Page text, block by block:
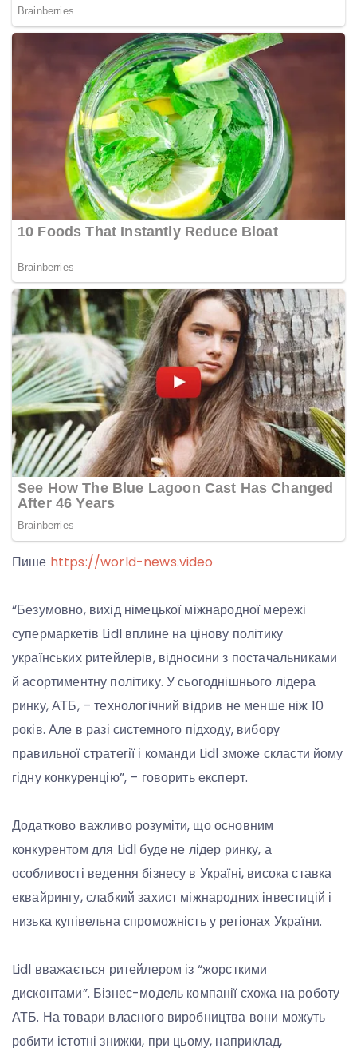
Пише https://world-news.video
“Безумовно, вихід німецької міжнародної мережі
супермаркетів Lidl вплине на цінову політику
українських ритейлерів, відносини з постачальниками
й асортиментну політику. У сьогоднішнього лідера
ринку, АТБ, – технологічний відрив не менше ніж 10
років. Але в разі системного підходу, вибору
правильної стратегії і команди Lidl зможе скласти йому
гідну конкуренцію”, – говорить експерт.
Додатково важливо розуміти, що основним
конкурентом для Lidl буде не лідер ринку, а
особливості ведення бізнесу в Україні, висока ставка
еквайрингу, слабкий захист міжнародних інвестицій і
низька купівельна спроможність у регіонах України.
Lidl вважається ритейлером із “жорсткими
дисконтами”. Бізнес-модель компанії схожа на роботу
АТБ. На товари власного виробництва вони можуть
робити істотні знижки, при цьому, наприклад,